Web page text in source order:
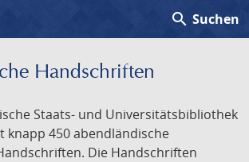
search Suchen
Handschriften
Staats- und Universitätsbibliothek
knapp 450 abendländische
Die Handschriften